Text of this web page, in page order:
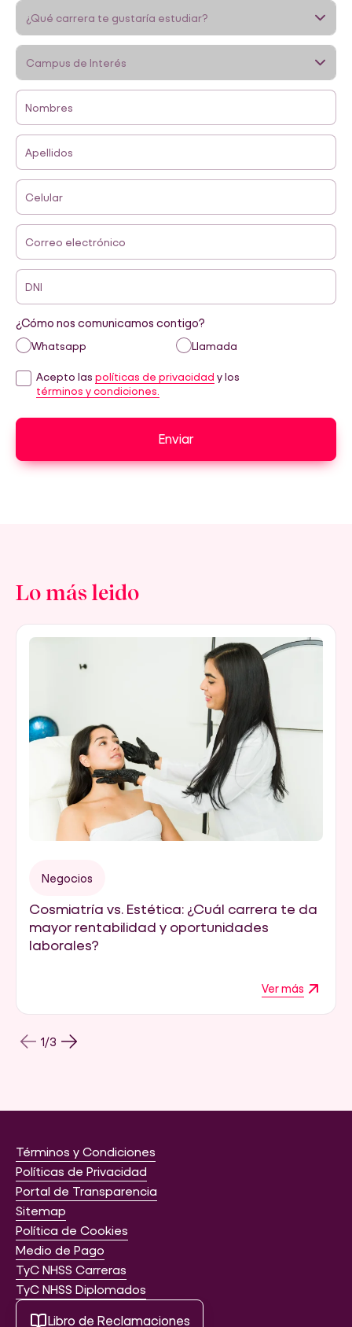
Nombres
Apellidos
Celular
Correo electrónico
DNI
¿Cómo nos comunicamos contigo?
Whatsapp Llamada
Acepto las políticas de privacidad y los
términos y condiciones.
Enviar
Lo más leido
Negocios
Cosmiatría vs. Estética: ¿Cuál carrera te da
mayor rentabilidad y oportunidades
laborales?
Ver más
1/3
Términos y Condiciones
Políticas de Privacidad
Portal de Transparencia
Sitemap
Política de Cookies
Medio de Pago
TyC NHSS Carreras
TyC NHSS Diplomados
Libro de Reclamaciones